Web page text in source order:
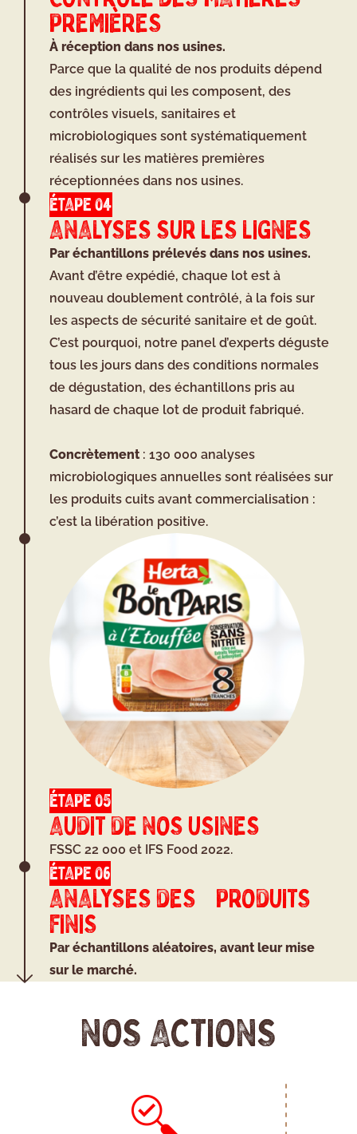
PREMIÈRES
À réception dans nos usines.
Parce que la qualité de nos produits dépend
des ingrédients qui les composent, des
contrôles visuels, sanitaires et
microbiologiques sont systématiquement
réalisés sur les matières premières
réceptionnées dans nos usines.
ÉTAPE 04
ANALYSES SUR LES LIGNES
Par échantillons prélevés dans nos usines.
Avant d’être expédié, chaque lot est à
nouveau doublement contrôlé, à la fois sur
les aspects de sécurité sanitaire et de goût.
C’est pourquoi, notre panel d’experts déguste
tous les jours dans des conditions normales
de dégustation, des échantillons pris au
hasard de chaque lot de produit fabriqué.
Concrètement: 130 000 analyses
microbiologiques annuelles sont réalisées sur
les produits cuits avant commercialisation :
c’est la libération positive.
ÉTAPE 05
AUDIT DE NOS USINES
FSSC 22 000 et IFS Food 2022.
ÉTAPE 06
ANALYSES DES PRODUITS
FINIS
Par échantillons aléatoires, avant leur mise
sur le marché.
NOS ACTIONS